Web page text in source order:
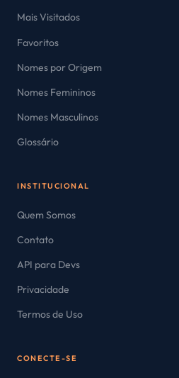
Mais Visitados
Favoritos
Nomes por Origem
Nomes Femininos
Nomes Masculinos
Glossário
INSTITUCIONAL
Quem Somos
Contato
API para Devs
Privacidade
Termos de Uso
CONECTE-SE